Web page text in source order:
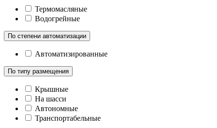
Термомасляные
Водогрейные
По степени автоматизации
Автоматизированные
По типу размещения
Крышные
На шасси
Автономные
Транспортабельные